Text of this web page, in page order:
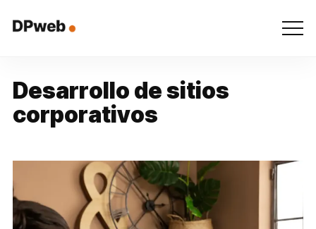
Desarrollo desitios
corporativos